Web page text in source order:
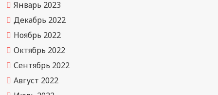
Январь 2023
Декабрь 2022
Ноябрь 2022
Октябрь 2022
Сентябрь 2022
Август 2022